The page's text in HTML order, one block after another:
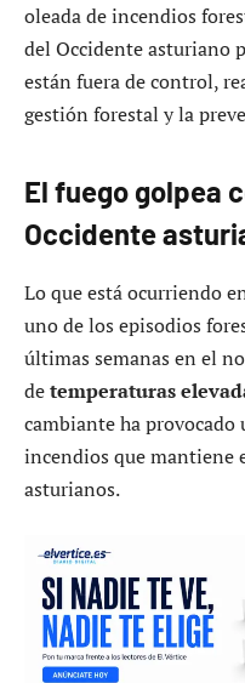
oleada de incendios
del Occidente asturiano
están fuera de control,
gestión forestal y la
El fuego golpea
Occidente
Lo que está ocurriendo
uno de los episodios
últimas semanas en el
detemperaturas
cambiante ha provocado
incendios que mantiene
asturianos.